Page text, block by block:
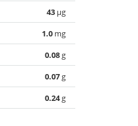
43 µg
1.0 mg
0.08g
0.07g
0.24g